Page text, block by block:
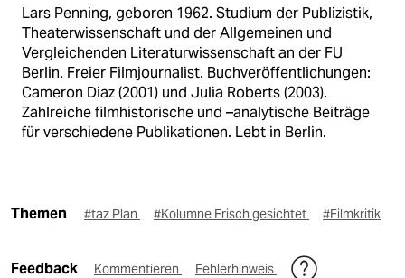
Lars Penning, geboren 1962. Studium der Publizistik,
Theaterwissenschaft und der Allgemeinen und
Vergleichenden Literaturwissenschaft an der FU
Berlin. Freier Filmjournalist. Buchveröffentlichungen:
Cameron Diaz (2001) und Julia Roberts (2003).
Zahlreiche filmhistorische und –analytische Beiträge
für verschiedene Publikationen. Lebt in Berlin.
Themen #taz Plan #Kolumne Frisch gesichtet #Filmkritik
Feedback Kommentieren Fehlerhinweis